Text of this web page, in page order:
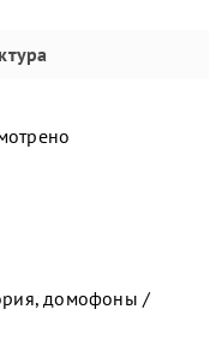
домофоны /